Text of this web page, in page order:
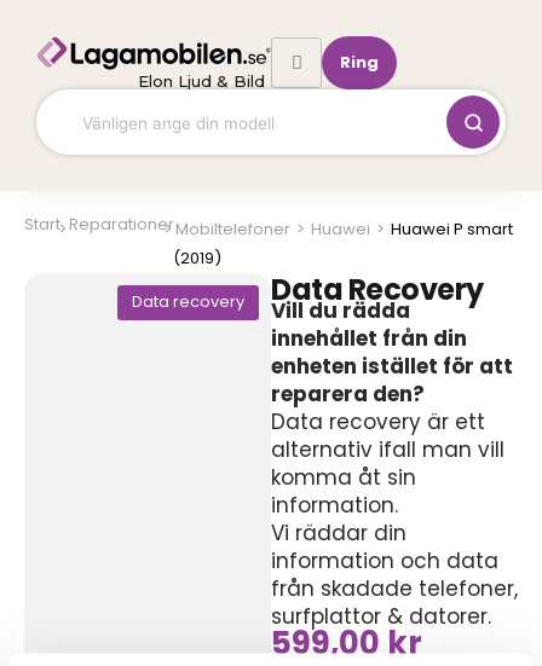
innehåll
Elon Ljud & Bild
Ring
Start ReparationerMobiltelefoner > Huawei > Huawei P smart
(2019)
Data recovery
Data Recovery
Vill du rädda
innehållet från din
enheten istället för att
reparera den?
Data recovery är ett
alternativ ifall man vill
komma åt sin
information.
Vi räddar din
information och data
från skadade telefoner,
surfplattor & datorer.
599,00 kr